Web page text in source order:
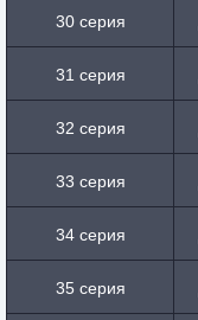
30 серия
31 серия
32 серия
33 серия
34 серия
35 серия